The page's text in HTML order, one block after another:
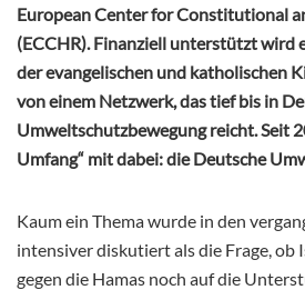
European Center for Constitutional
(ECCHR). Finanziell unterstützt wird
der evangelischen und katholischen
von einem Netzwerk, das tief bis in
Umweltschutzbewegung reicht. Seit
Umfang“ mit dabei: die Deutsche
Kaum ein Thema wurde in den
intensiver diskutiert als die Frage, ob
gegen die Hamas noch auf die